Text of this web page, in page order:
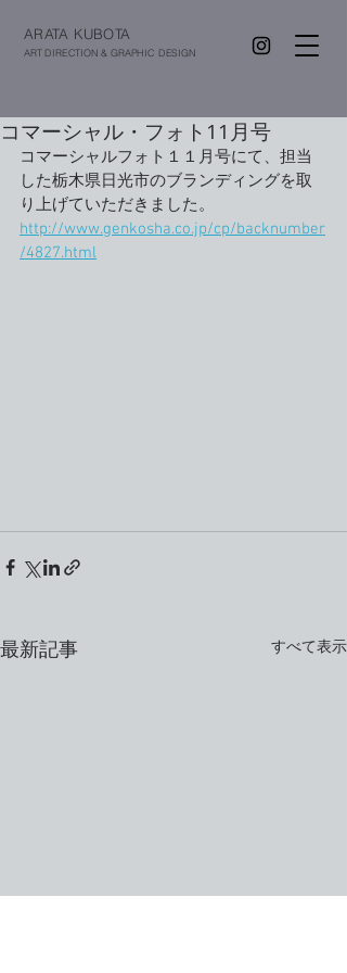
ARATA KUBOTA
ART DIRECTION & GRAPHIC DESIGN
コマーシャル・フォト11月号
コマーシャルフォト１１月号にて、担当
した栃木県日光市のブランディングを取
り上げていただきました。
http://www.genkosha.co.jp/cp/backnumber
/4827.html
最新記事 すべて表示